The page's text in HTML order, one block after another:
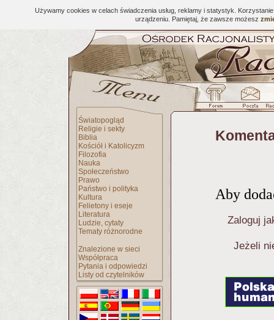
Używamy cookies w celach świadczenia usług, reklamy i statystyk.
urządzeniu. Pamiętaj, że zawsze możesz
Światopogląd
Religie i sekty
Biblia
Kościół i Katolicyzm
Filozofia
Nauka
Społeczeństwo
Prawo
Państwo i polityka
Kultura
Felietony i eseje
Literatura
Ludzie, cytaty
Tematy różnorodne
Znalezione w sieci
Współpraca
Pytania i odpowiedzi
Listy od czytelników
Aby
Zaloguj
Jeżeli